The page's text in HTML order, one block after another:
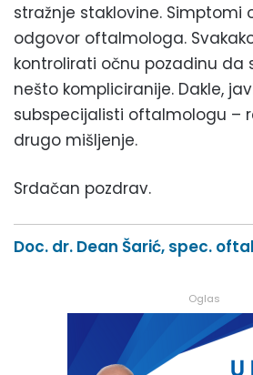
stražnje staklovine. Simptomi
odgovor oftalmologa.
kontrolirati očnu pozadinu da
nešto kompliciranije. Dakle,
subspecijalisti oftalmologu –
drugo mišljenje.
Srdačan pozdrav.
Doc. dr. Dean Šarić, spec.
Oglas